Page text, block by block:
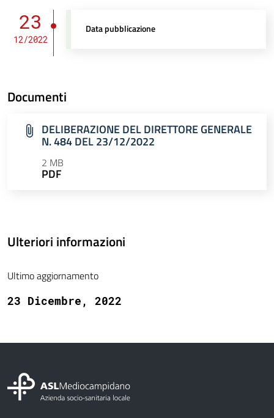
23
12/2022
Data pubblicazione
Documenti
DELIBERAZIONE DEL DIRETTORE GENERALE
N. 484 DEL 23/12/2022
2 MB
PDF
Ulteriori informazioni
Ultimo aggiornamento
23 Dicembre, 2022